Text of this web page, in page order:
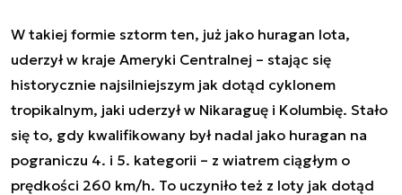
W takiej formie sztorm ten, już jako huragan Iota,
uderzył w kraje Ameryki Centralnej – stając się
historycznie najsilniejszym jak dotąd cyklonem
tropikalnym, jaki uderzył w Nikaraguę i Kolumbię. Stało
się to, gdy kwalifikowany był nadal jako huragan na
pograniczu 4. i 5. kategorii – z wiatrem ciągłym o
prędkości 260 km/h. To uczyniło też z Ioty jak dotąd